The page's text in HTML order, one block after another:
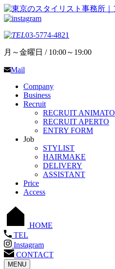
03-5774-4821
月～金曜日 / 10:00～19:00
Mail
Company
Business
Recruit
RECRUIT ANIMATO
RECRUIT APERTO
ENTRY FORM
Job
STYLIST
HAIRMAKE
DELIVERY
ASSISTANT
Price
Access
HOME
TEL
Instagram
CONTACT
MENU